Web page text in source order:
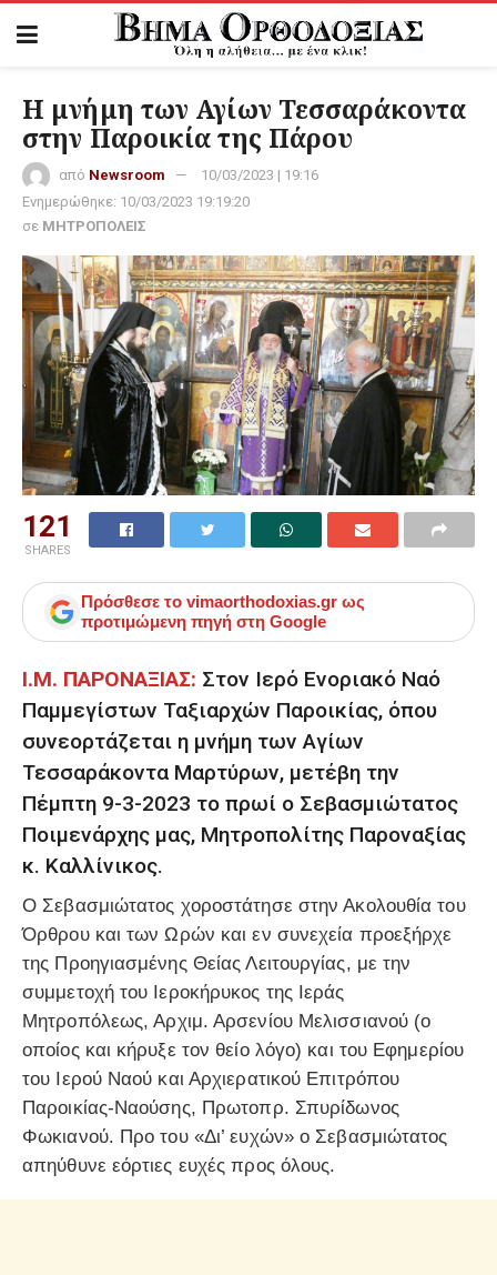
Η μνήμη των Αγίων Τεσσαράκοντα
στην Παροικία της Πάρου
από Newsroom
10/03/2023 | 19:16
Ενημερώθηκε: 10/03/2023 19:19:20
σε ΜΗΤΡΟΠΟΛΕΙΣ
121
SHARES
Πρόσθεσε το vimaorthodoxias.gr ως
προτιμώμενη πηγή στη Google
Ι.Μ. ΠΑΡΟΝΑΞΙΑΣ: Στον Ιερό Ενοριακό Ναό
Παμμεγίστων Ταξιαρχών Παροικίας, όπου
συνεορτάζεται η μνήμη των Αγίων
Τεσσαράκοντα Μαρτύρων, μετέβη την
Πέμπτη 9-3-2023 το πρωί ο Σεβασμιώτατος
Ποιμενάρχης μας, Μητροπολίτης Παροναξίας
κ. Καλλίνικος.
Ο Σεβασμιώτατος χοροστάτησε στην Ακολουθία του
Όρθρου και των Ωρών και εν συνεχεία προεξήρχε
της Προηγιασμένης Θείας Λειτουργίας, με την
συμμετοχή του Ιεροκήρυκος της Ιεράς
Μητροπόλεως, Αρχιμ. Αρσενίου Μελισσιανού (ο
οποίος και κήρυξε τον θείο λόγο) και του Εφημερίου
του Ιερού Ναού και Αρχιερατικού Επιτρόπου
Παροικίας-Ναούσης, Πρωτοπρ. Σπυρίδωνος
Φωκιανού. Προ του «Δι’ ευχών» ο Σεβασμιώτατος
απηύθυνε εόρτιες ευχές προς όλους.